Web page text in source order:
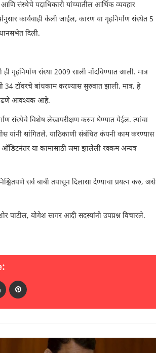
संस्थेचे पदाधिकारी यांच्यातील आर्थिक व्यवहार
कार्यवाही केली जाईल, कारण या गृहनिर्माण संस्थेत 5
दिली.
गृहनिर्माण संस्था 2009 साली नोंदविण्यात आली. मात्र
34 टॉवरचे बांधकाम करण्यास सुरुवात झाली. मात्र, हे
आवश्यक आहे.
संस्थेचे विशेष लेखापरीक्षण करुन घेण्यात येईल. त्यांचा
यांनी सांगितले. याठिकाणी संबंधित कंपनी काम करण्यास
या कामासाठी जमा झालेली रक्कम अन्यत्र
सर्व बाबी तपासून दिलासा देण्याचा प्रयत्न करु, असे
योगेश सागर आदी सदस्यांनी उपप्रश्न विचारले.